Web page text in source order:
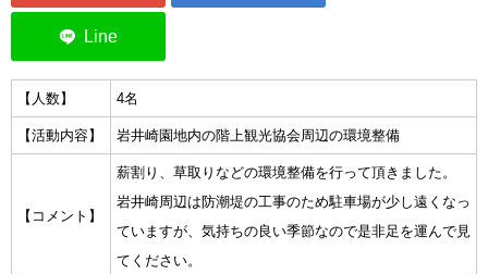
【人数】 4名
【活動内容】 岩井崎園地内の階上観光協会周辺の環境整備
【コメント】
薪割り、草取りなどの環境整備を行って頂きました。
岩井崎周辺は防潮堤の工事のため駐車場が少し遠くなっ
ていますが、気持ちの良い季節なので是非足を運んで見
てください。
2026年3月11日捜索活動ボランティア募集 NEW
集中捜索活動の記録
ボランティア募集要項
ボランティアさん集合写真館
被災者支援活動【休止中】